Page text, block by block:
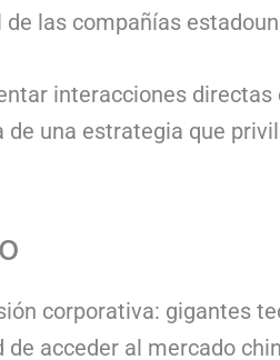
las compañías
interacciones directas
una estrategia que
corporativa: gigantes
acceder al mercado